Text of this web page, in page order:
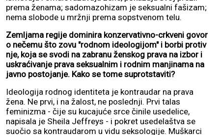
prema ženama; sadomazohizam je seksualni fašizam;
nema slobode u mržnji prema sopstvenom telu.
Zemljama regije dominira konzervativno-crkveni govor
o nečemu što zovu "rodnom ideologijom" i borbi protiv
nje, koja se svodi na zabranu ženskog prava na izbor i
uskraćivanje prava seksualnim i rodnim manjinama na
javno postojanje. Kako se tome suprotstaviti?
Ideologija rodnog identiteta je kontraudar na prava
žena. Ne prvi, i na žalost, ne poslednji. Prvi talas
feminizma - čije su kucajuće srce činile usedelice,
napisala je Sheila Jeffreys - i pokret usedelaštva se
suočio sa kontraudarom u vidu seksologije. Muškarci